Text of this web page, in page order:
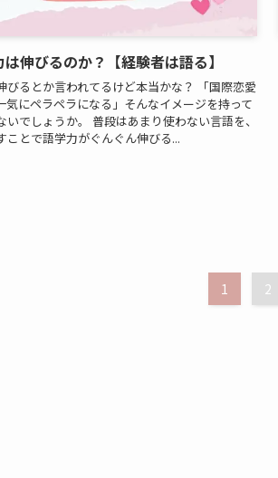
伸びるのか？【経験者は語る】
びるとか言われてるけど本当かな？ 「国際恋愛
気にペラペラになる」そんなイメージを持って
いでしょうか。 普段はあまり使わない言語を、
ことで語学力がぐんぐん伸びる...
1 2